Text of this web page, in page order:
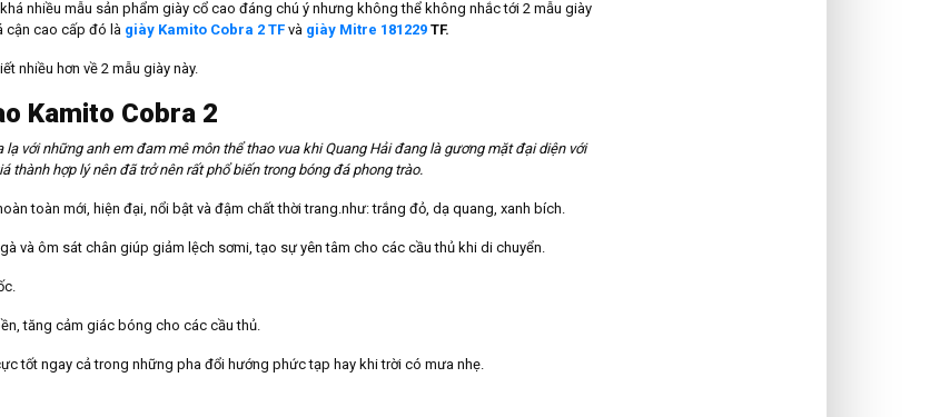
nhiều mẫu sản phẩm giày cổ cao đáng chú ý nhưng không thể không nhắc tới 2 mẫu giày
cận cao cấp đó là giày Kamito Cobra 2 TF và giày Mitre 181229 TF.
nhiều hơn về 2 mẫu giày này.
Kamito Cobra 2
với những anh em đam mê môn thể thao vua khi Quang Hải đang là gương mặt đại diện với
thành hợp lý nên đã trở nên rất phổ biến trong bóng đá phong trào.
toàn mới, hiện đại, nổi bật và đậm chất thời trang.như: trắng đỏ, dạ quang, xanh bích.
và ôm sát chân giúp giảm lệch sơmi, tạo sự yên tâm cho các cầu thủ khi di chuyển.
tăng cảm giác bóng cho các cầu thủ.
tốt ngay cả trong những pha đổi hướng phức tạp hay khi trời có mưa nhẹ.